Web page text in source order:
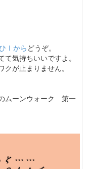
Ⅰからどうぞ。
気持ちいいですよ。
が止まりません。
ムーンウォーク 第一